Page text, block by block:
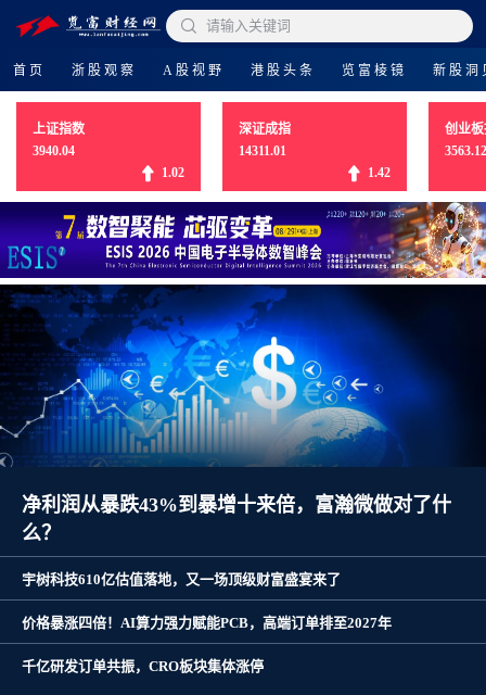
 请输入关键词
首页 浙股观察 A股视野 港股头条 览富棱镜 新股洞
上证指数
3940.04
1.02
深证成指
14311.01
1.42
创业
3563.12
净利润从暴跌43%到暴增十来倍，富瀚微做对了什
么？
宇树科技610亿估值落地，又一场顶级财富盛宴来了
价格暴涨四倍！AI算力强力赋能PCB，高端订单排至2027年
千亿研发订单共振，CRO板块集体涨停